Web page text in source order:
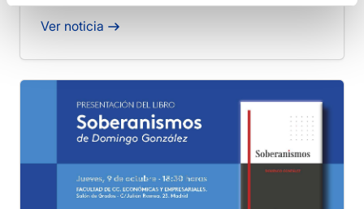
Pozuelo
Ver noticia